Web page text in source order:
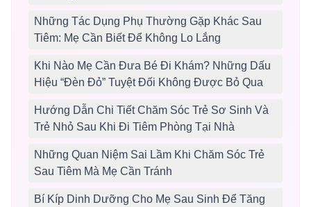
Những Tác Dụng Phụ Thường Gặp Khác Sau
Tiêm: Mẹ Cần Biết Để Không Lo Lắng
Khi Nào Mẹ Cần Đưa Bé Đi Khám? Những Dấu
Hiệu “Đèn Đỏ” Tuyệt Đối Không Được Bỏ Qua
Hướng Dẫn Chi Tiết Chăm Sóc Trẻ Sơ Sinh Và
Trẻ Nhỏ Sau Khi Đi Tiêm Phòng Tại Nhà
Những Quan Niệm Sai Lầm Khi Chăm Sóc Trẻ
Sau Tiêm Mà Mẹ Cần Tránh
Bí Kíp Dinh Dưỡng Cho Mẹ Sau Sinh Để Tăng